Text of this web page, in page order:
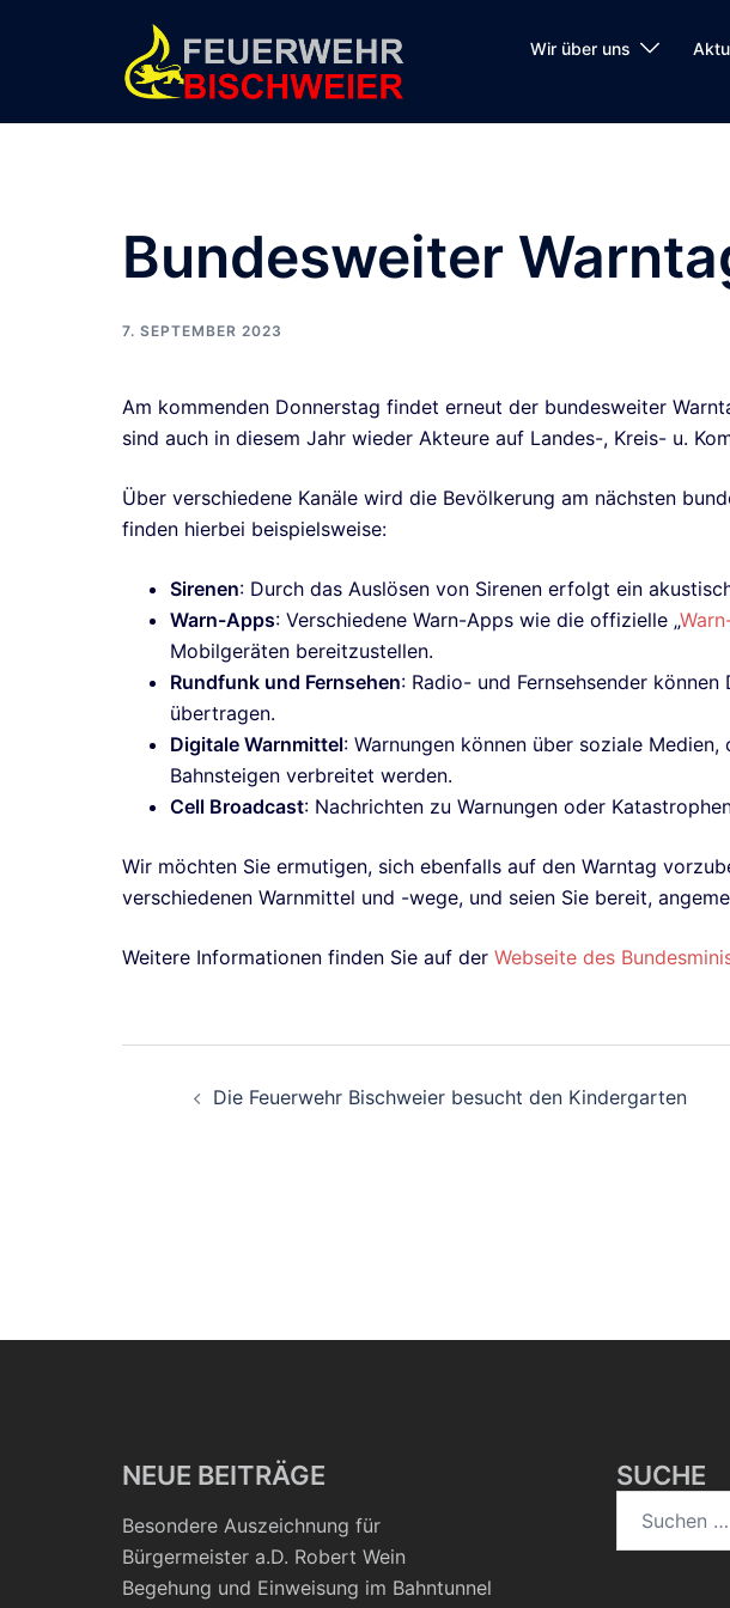
Wir über uns
Bundesweiter
7. SEPTEMBER 2023
Am kommenden Donnerstag findet erneut der bundesweiter
sind auch in diesem Jahr wieder Akteure auf Landes-, Kreis- u.
Über verschiedene Kanäle wird die Bevölkerung am nächsten
finden hierbei beispielsweise:
Sirenen: Durch das Auslösen von Sirenen erfolgt ein
Warn-Apps: Verschiedene Warn-Apps wie die offizielle „
Mobilgeräten bereitzustellen.
Rundfunk und Fernsehen: Radio- und Fernsehsender
übertragen.
Digitale Warnmittel: Warnungen können über soziale
Bahnsteigen verbreitet werden.
Cell Broadcast: Nachrichten zu Warnungen oder
Wir möchten Sie ermutigen, sich ebenfalls auf den Warntag
verschiedenen Warnmittel und -wege, und seien Sie bereit,
Weitere Informationen finden Sie auf der Webseite des
Beitragsnavigation
Die Feuerwehr Bischweier besucht den Kindergarten
NEUE BEITRÄGE
Besondere Auszeichnung für
Bürgermeister a.D. Robert Wein
Begehung und Einweisung im Bahntunnel
SUCHE